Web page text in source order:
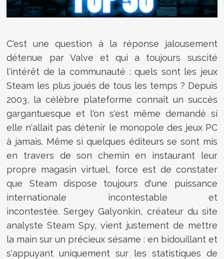
C'est une question à la réponse jalousement
détenue par Valve et qui a toujours suscité
l'intérêt de la communauté : quels sont les jeux
Steam les plus joués de tous les temps ? Depuis
2003, la célèbre plateforme connaît un succès
gargantuesque et l'on s'est même demandé si
elle n'allait pas détenir le monopole des jeux PC
à jamais. Même si quelques éditeurs se sont mis
en travers de son chemin en instaurant leur
propre magasin virtuel, force est de constater
que Steam dispose toujours d'une puissance
internationale incontestable et
incontestée.Sergey Galyonkin, créateur du site
analyste Steam Spy, vient justement de mettre
la main sur un précieux sésame : en bidouillant et
s'appuyant uniquement sur les statistiques de